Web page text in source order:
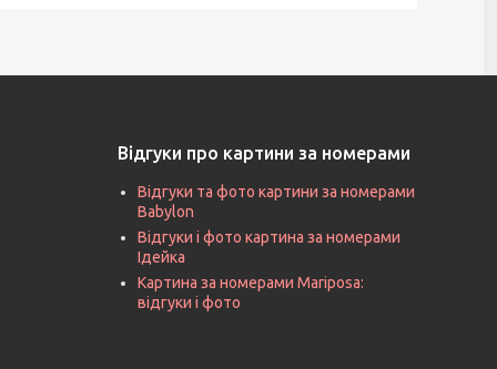
Відгуки про картини за номерами
Відгуки та фото картини за номерами
Babylon
Відгуки і фото картина за номерами
Ідейка
Картина за номерами Mariposa:
відгуки і фото